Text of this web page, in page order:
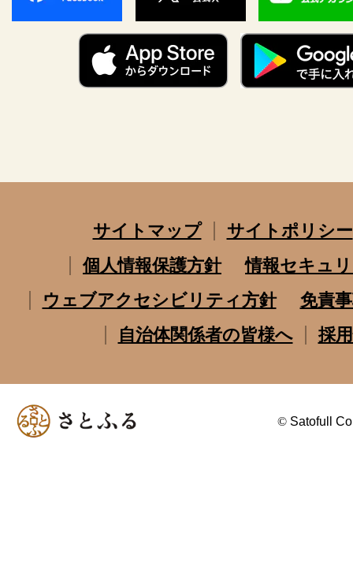
サイトマップ
サイトポリシー
個人情報保護方針
情報セキュ
ウェブアクセシビリティ方針
免責
自治体関係者の皆様へ
採
© Satofull